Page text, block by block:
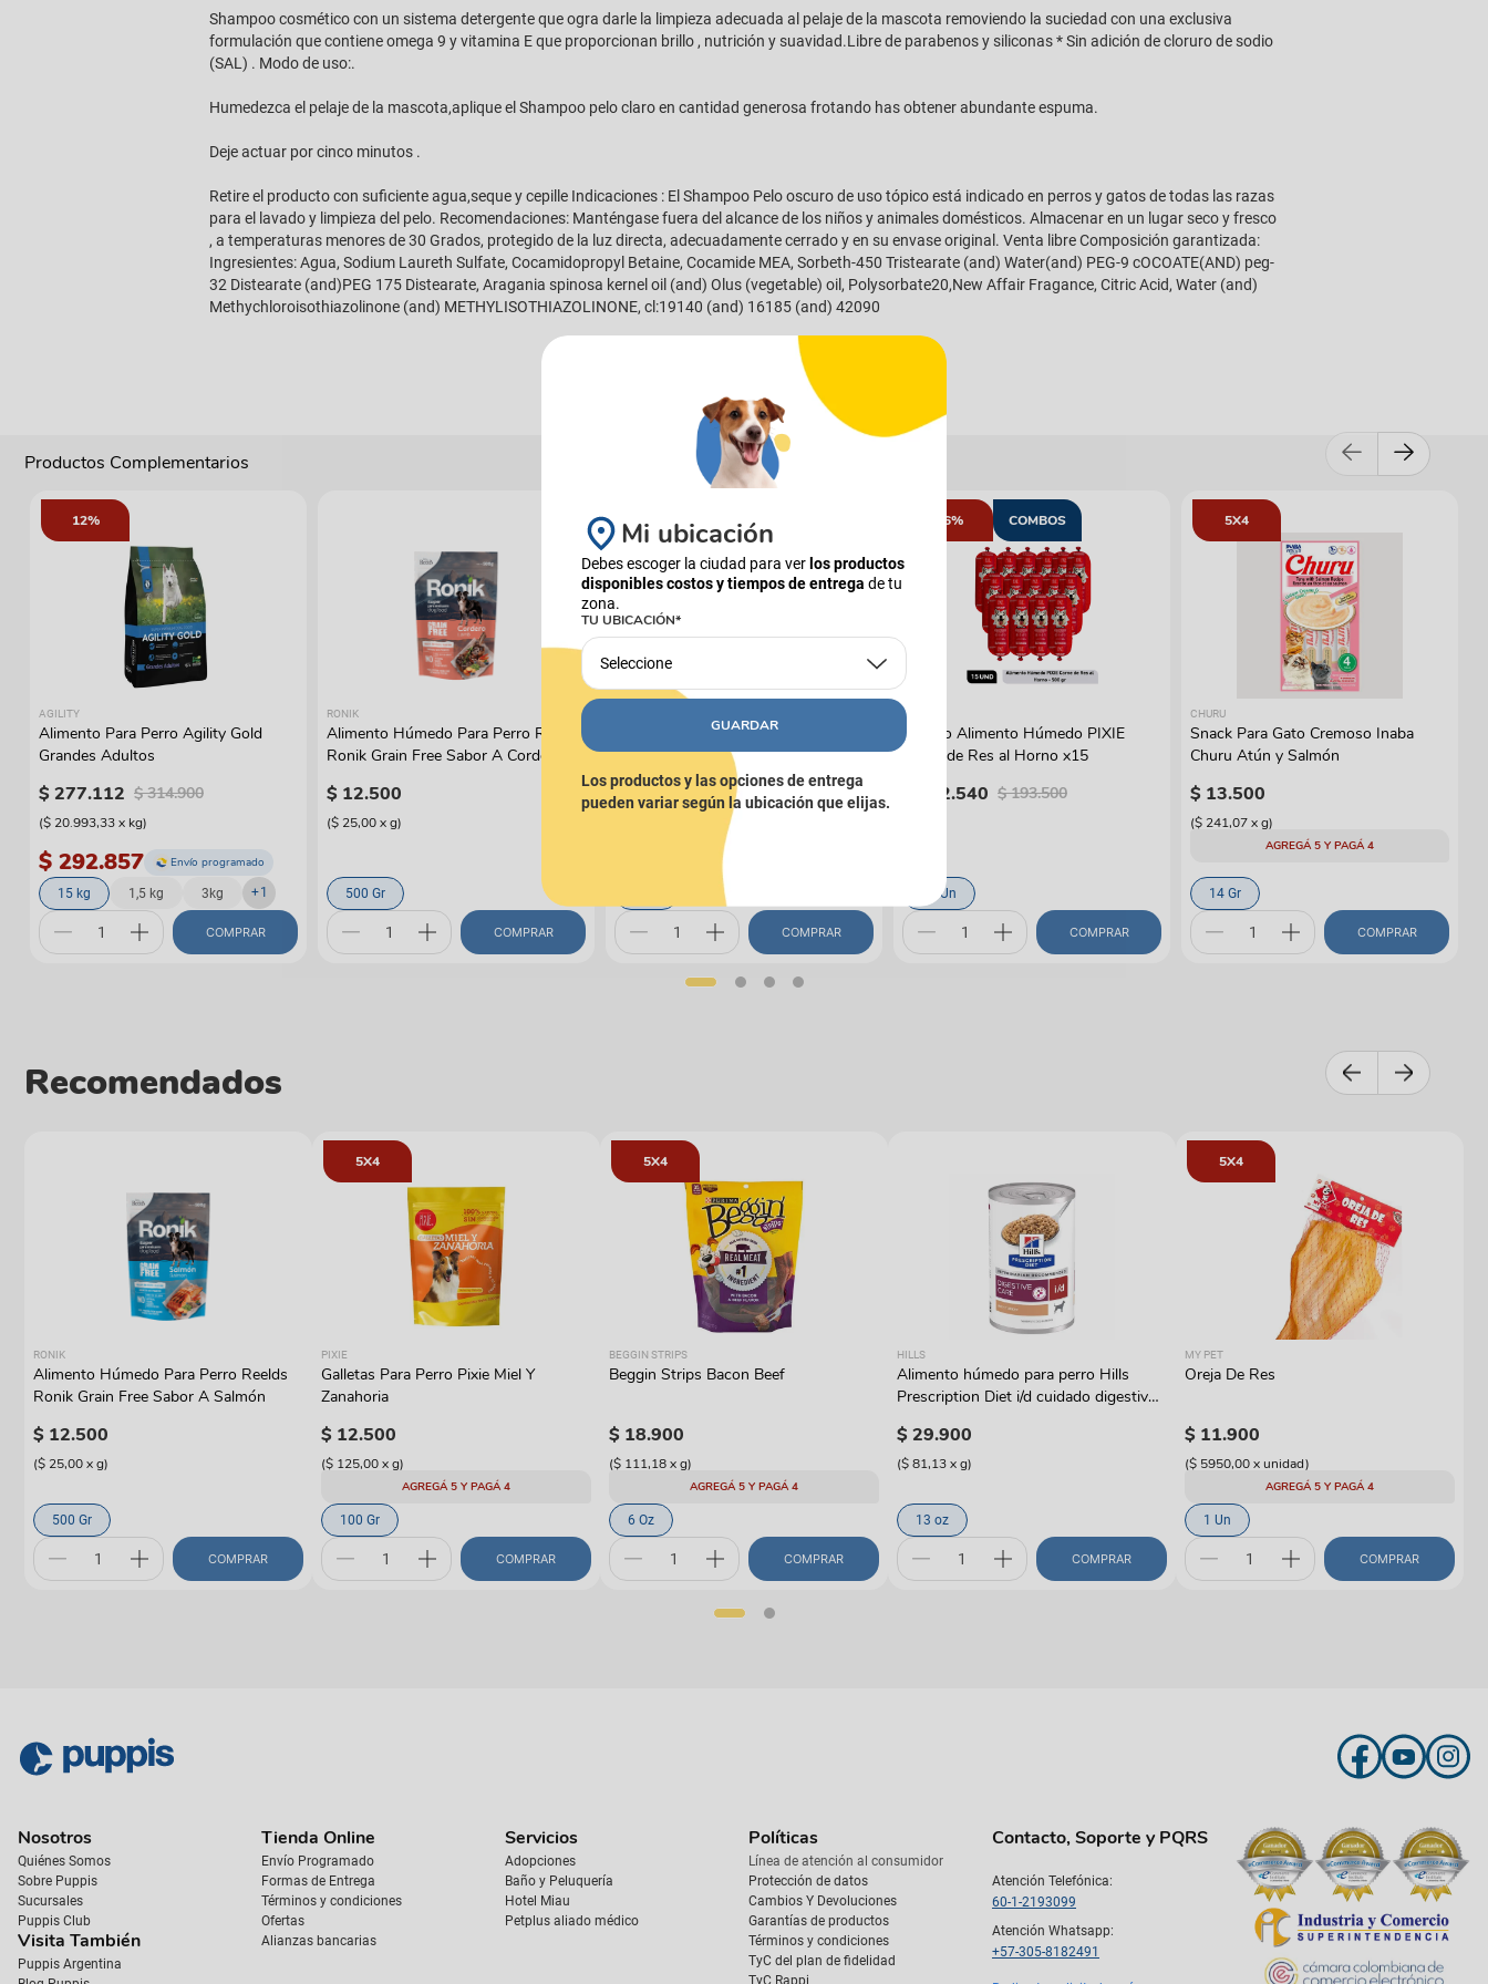
Shampoo cosmético con un sistema detergente que ogra darle la limpieza adecuada al pelaje de la mascota removiendo la suciedad con una exclusiva
formulación que contiene omega 9 y vitamina E que proporcionan brillo , nutrición y suavidad.Libre de parabenos y siliconas * Sin adición de cloruro de sodio
(SAL) . Modo de uso:.
Humedezca el pelaje de la mascota,aplique el Shampoo pelo claro en cantidad generosa frotando has obtener abundante espuma.
Deje actuar por cinco minutos .
Retire el producto con suficiente agua,seque y cepille Indicaciones : El Shampoo Pelo oscuro de uso tópico está indicado en perros y gatos de todas las razas
para el lavado y limpieza del pelo. Recomendaciones: Manténgase fuera del alcance de los niños y animales domésticos. Almacenar en un lugar seco y fresco
, a temperaturas menores de 30 Grados, protegido de la luz directa, adecuadamente cerrado y en su envase original. Venta libre Composición garantizada:
Ingresientes: Agua, Sodium Laureth Sulfate, Cocamidopropyl Betaine, Cocamide MEA, Sorbeth-450 Tristearate (and) Water(and) PEG-9 cOCOATE(AND) peg-
32 Distearate (and)PEG 175 Distearate, Aragania spinosa kernel oil (and) Olus (vegetable) oil, Polysorbate20,New Affair Fragance, Citric Acid, Water (and)
Methychloroisothiazolinone (and) METHYLISOTHIAZOLINONE, cl:19140 (and) 16185 (and) 42090
Productos Complementarios
12%
AGILITY
Alimento Para Perro Agility Gold
Grandes Adultos
$277.112 $ 314.900
($ 20.993,33x kg)
$ 292.857 Envío programado
15 kg 1,5 kg 3kg +1
COMPRAR
RONIK
Alimento Húmedo Para Perro Reelds
Ronik Grain Free Sabor A Cordero
$ 12.500
($ 25,00xg)
500 Gr
COMPRAR
Alimento Húmedo Para Gato Fancy
Feast Promo Pouch Pack Pague 4
Lleve 5
$ 21.500
COMPRAR
COMBOS
16%
PIXIE
Combo Alimento Húmedo PIXIE
Carne de Res al Horno x15
162.540 $ 193.500
15 Un
COMPRAR
5X4
CHURU
Snack Para Gato Cremoso Inaba
Churu Atún y Salmón
$ 13.500
($ 241,07xg)
AGREGÁ 5 Y PAGÁ 4
14 Gr
COMPRAR
Recomendados
RONIK
Alimento Húmedo Para Perro Reelds
Ronik Grain Free Sabor A Salmón
$ 12.500
($ 25,00xg)
500 Gr
COMPRAR
5X4
PIXIE
Galletas Para Perro Pixie Miel Y
Zanahoria
$ 12.500
($ 125,00xg)
AGREGÁ 5 Y PAGÁ 4
100 Gr
COMPRAR
5X4
BEGGIN STRIPS
Beggin Strips Bacon Beef
$ 18.900
($ 111,18xg)
AGREGÁ 5 Y PAGÁ 4
6 Oz
COMPRAR
HILLS
Alimento húmedo para perro Hills
Prescription Diet i/d cuidado digestivo
$29.900
($ 81,13xg)
13 oz
COMPRAR
5X4
MY PET
Oreja De Res
$ 11.900
($ 5950,00xunidad)
AGREGÁ 5 Y PAGÁ 4
1 Un
COMPRAR
Nosotros
Quiénes Somos
Sobre Puppis
Sucursales
Puppis Club
Visita También
Puppis Argentina
Tienda Online
Envío Programado
Formas de Entrega
Términos y condiciones
Ofertas
Alianzas bancarias
Servicios
Adopciones
Baño y Peluquería
Hotel Miau
Petplus aliado médico
Políticas
Línea de atención al consumidor
Protección de datos
Cambios Y Devoluciones
Garantías de productos
Términos y condiciones
TyC del plan de fidelidad
TyC Rappi
Contacto, Soporte y PQRS
Atención Telefónica:
60-1-2193099
Atención Whatsapp:
+57-305-8182491
Mi ubicación
Debes escoger la ciudad para ver los productos
disponibles costos y tiempos de entrega de tu
zona.
TU UBICACIÓN*
Seleccione
GUARDAR
Los productos y las opciones de entrega
pueden variar según la ubicación que elijas.